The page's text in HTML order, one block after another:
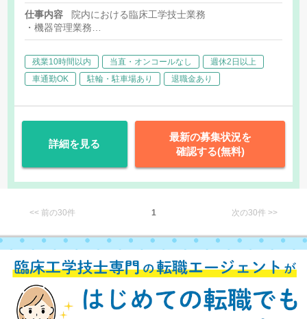
仕事内容
院内における臨床工学技士業務
・機器管理業務
・急性期透析業務
・呼吸器管理業務
残業10時間以内 当直・オンコールなし
週休2日以上
車通勤OK
駐輪・駐車場あり 退職金あり
詳細を見る
最新の募集状況を
確認する(無料)
<< 前の30件 1 次の30件 >>